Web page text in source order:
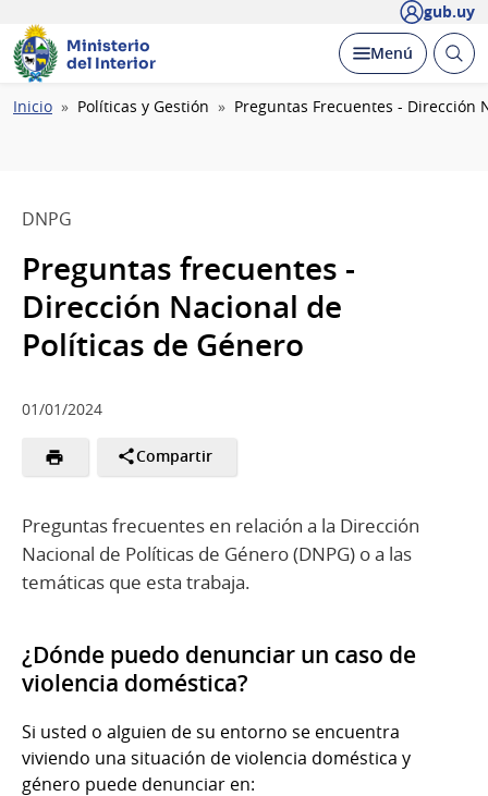
gub.uy
Ministerio
del Interior
Desplegar
Menú Abrir
Ruta
Inicio Políticas y Gestión Preguntas Frecuentes - Dirección
DNPG
Preguntas frecuentes -
Dirección Nacional de
Políticas de Género
01/01/2024
Compartir
Preguntas frecuentes en relación a la Dirección
Nacional de Políticas de Género (DNPG) o a las
temáticas que esta trabaja.
¿Dónde puedo denunciar un caso de
violencia doméstica?
Si usted o alguien de su entorno se encuentra
viviendo una situación de violencia doméstica y
género puede denunciar en: